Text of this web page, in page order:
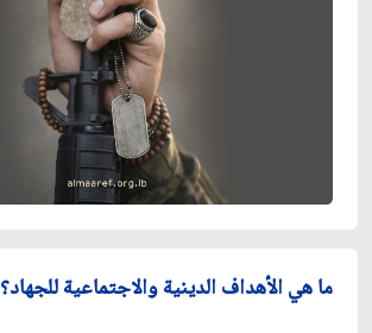
ما هي الأهداف الدينية والاجتماعية للجهاد؟